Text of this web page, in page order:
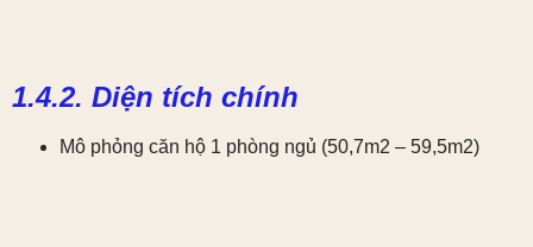
1.4.2. Diện tích chính
Mô phỏng căn hộ 1 phòng ngủ (50,7m2 – 59,5m2)